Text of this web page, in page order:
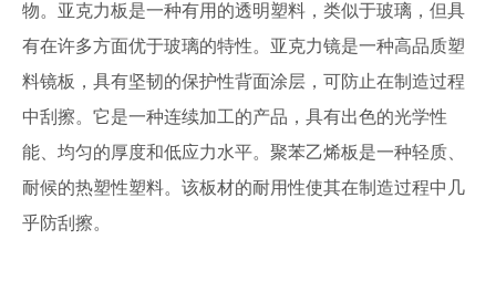
物。亚克力板是一种有用的透明塑料，类似于玻璃，但具
有在许多方面优于玻璃的特性。亚克力镜是一种高品质塑
料镜板，具有坚韧的保护性背面涂层，可防止在制造过程
中刮擦。它是一种连续加工的产品，具有出色的光学性
能、均匀的厚度和低应力水平。聚苯乙烯板是一种轻质、
耐候的热塑性塑料。该板材的耐用性使其在制造过程中几
乎防刮擦。